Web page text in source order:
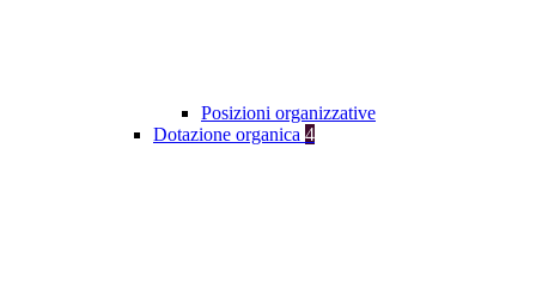
Posizioni organizzative
Dotazione organica 4